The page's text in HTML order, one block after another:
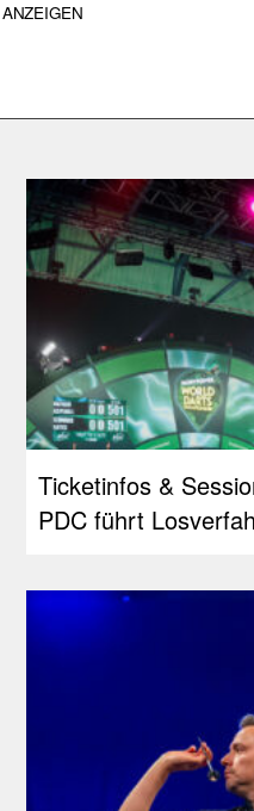
ANZEIGEN
Ticketinfos &
PDC führt